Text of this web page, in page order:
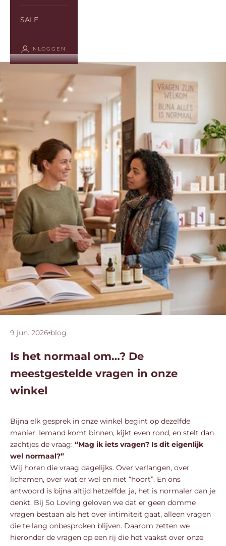
SALE
INLOGGEN
9 jun. 2026 blog
Is het normaal om…? De
meestgestelde vragen in onze
winkel
Bijna elk gesprek in onze winkel begint op dezelfde
manier. Iemand komt binnen, kijkt even rond, en stelt dan
zachtjes de vraag: “Mag ik iets vragen? Is dit eigenlijk
wel normaal?”
Wij horen die vraag dagelijks. Over verlangen, over
lichamen, over wat er wel en niet “hoort”. En ons
antwoord is bijna altijd hetzelfde: ja, het is normaler dan je
denkt. Bij So Loving geloven we dat er geen domme
vragen bestaan als het over intimiteit gaat, alleen vragen
die te lang onbesproken blijven. Daarom zetten we
hieronder de vragen op een rij die het vaakst over onze